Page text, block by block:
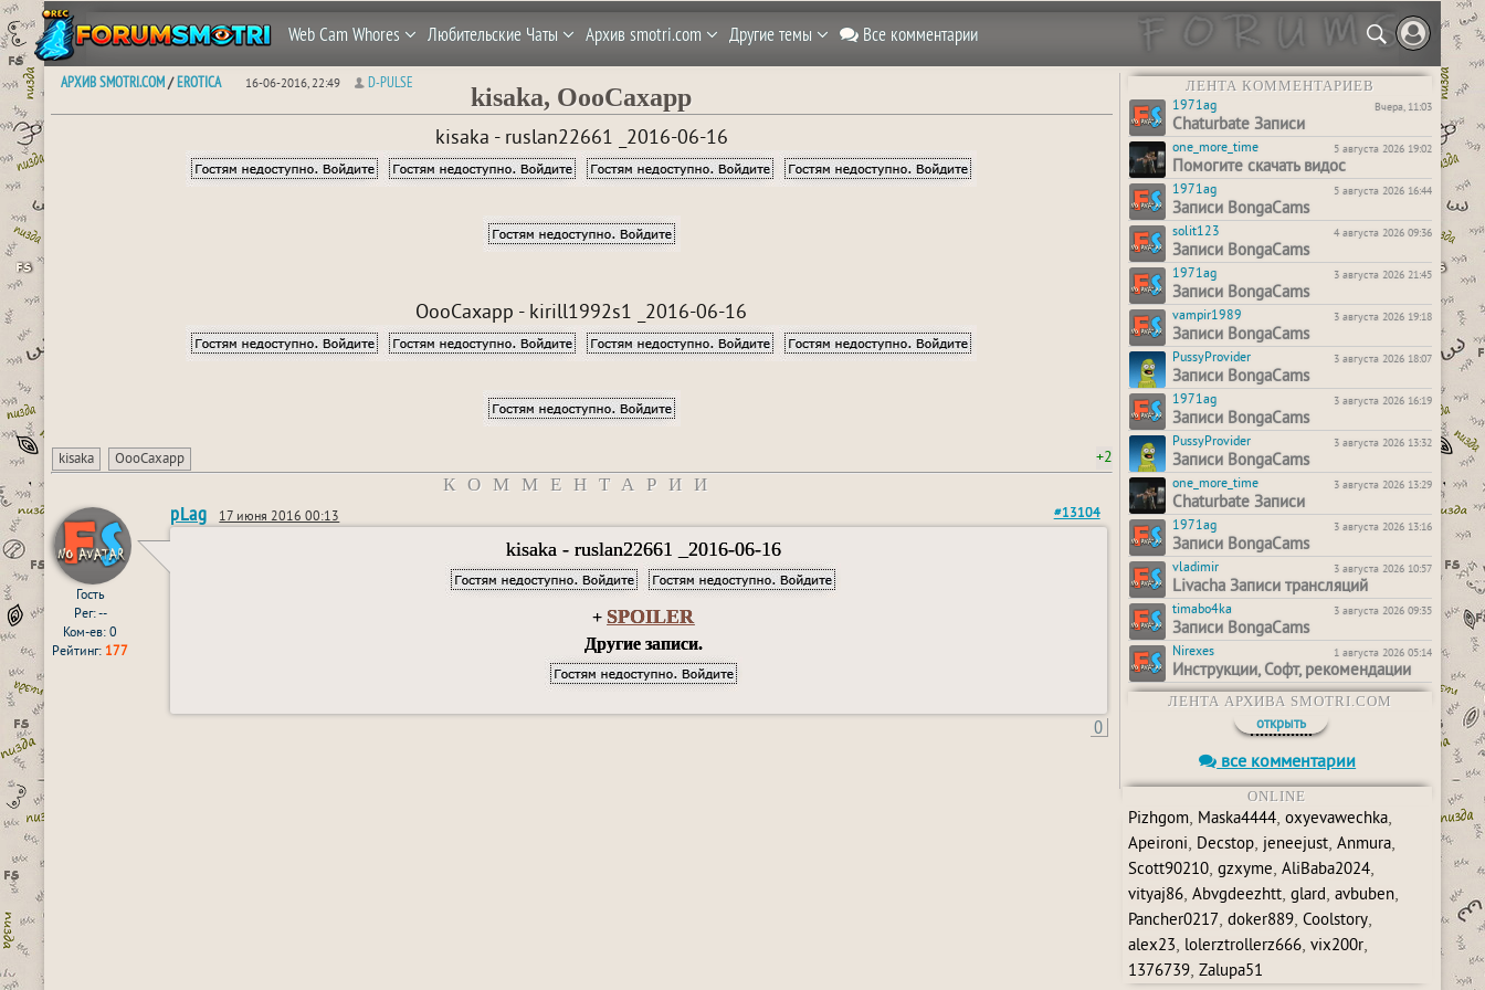
Web Cam Whores Любительские Чаты Архив smotri.com Другие темы Все комментарии
АРХИВ SMOTRI.COM/EROTICA 16-06-2016, 22:49 D-PULSE
kisaka, OooCaxapp
kisaka - ruslan22661 _2016-06-16
OooCaxapp - kirill1992s1 _2016-06-16
kisaka OooCaxapp +2
КОММЕНТАРИИ
Гость
Рег: --
Ком-ев: 0
Рейтинг: 177
pLag 17 июня 2016 00:13 #13104
kisaka - ruslan22661 _2016-06-16
+ SPOILER
Другие записи.
0
ЛЕНТА КОММЕНТАРИЕВ
1971ag
Вчера, 11:03
Chaturbate Записи
one_more_time 5 августа 2026 19:02
Помогите скачать видос
1971ag 5 августа 2026 16:44
Записи BongaCams
solit123 4 августа 2026 09:36
Записи BongaCams
1971ag 3 августа 2026 21:45
Записи BongaCams
vampir1989 3 августа 2026 19:18
Записи BongaCams
PussyProvider 3 августа 2026 18:07
Записи BongaCams
1971ag 3 августа 2026 16:19
Записи BongaCams
PussyProvider 3 августа 2026 13:32
Записи BongaCams
one_more_time 3 августа 2026 13:29
Chaturbate Записи
1971ag 3 августа 2026 13:16
Записи BongaCams
vladimir 3 августа 2026 10:57
Livacha Записи трансляций
timabo4ka 3 августа 2026 09:35
Записи BongaCams
Nirexes 1 августа 2026 05:14
Инструкции, Софт, рекомендации
ЛЕНТА АРХИВА SMOTRI.COM
открыть
все комментарии
ONLINE
Pizhgom, Maska4444, oxyevawechka,
Apeironi, Decstop, jeneejust, Anmura,
Scott90210, gzxyme, AliBaba2024,
vityaj86, Abvgdeezhtt, glard, avbuben,
Pancher0217, doker889, Coolstory,
alex23, lolerztrollerz666, vix200r,
1376739, Zalupa51